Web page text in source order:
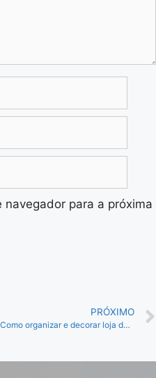
para a próxima
PRÓXIMO
Como organizar e decorar loja de cosméticos pequena: 4 dicas